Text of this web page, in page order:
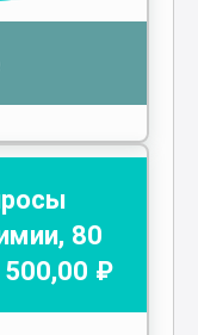
, 80
500,00 ₽